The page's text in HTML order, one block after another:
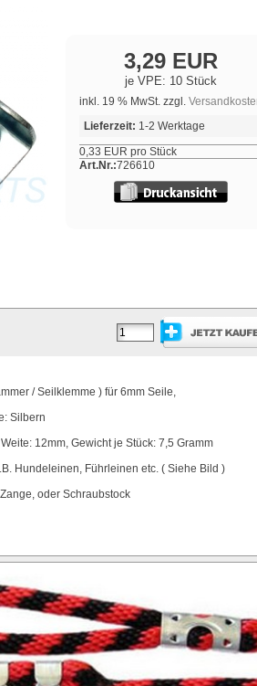
3,29 EUR
je VPE: 10 Stück
inkl. 19 % MwSt. zzgl.
Lieferzeit: 1-2 Werktage
0,33 EUR pro Stück
Art.Nr.:726610
/ Seilklemme ) für 6mm Seile,
Silbern
12mm, Gewicht je Stück: 7,5 Gramm
Hundeleinen, Führleinen etc. ( Siehe Bild )
oder Schraubstock